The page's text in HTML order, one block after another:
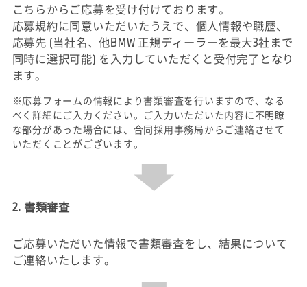
こちらからご応募を受け付けております。
応募規約に同意いただいたうえで、個人情報や職歴、
応募先 (当社名、他BMW 正規ディーラーを最大3社まで
同時に選択可能) を入力していただくと受付完了となり
ます。
※応募フォームの情報により書類審査を行いますので、なる
べく詳細にご入力ください。ご入力いただいた内容に不明瞭
な部分があった場合には、合同採用事務局からご連絡させて
いただくことがございます。
2. 書類審査
ご応募いただいた情報で書類審査をし、結果について
ご連絡いたします。